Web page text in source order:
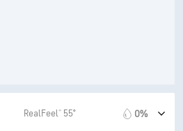
RealFeel® 55° 0%